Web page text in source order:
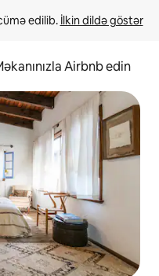
edilib. İlkin dildə göstər
Airbnb edin